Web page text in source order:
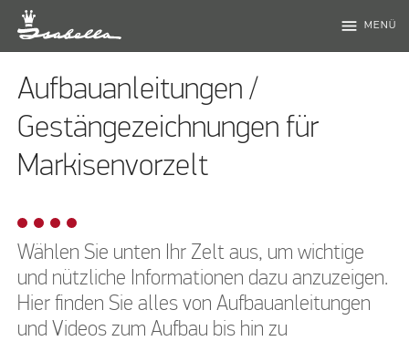
menu MENÜ
Aufbauanleitungen /
Gestängezeichnungen für
Markisenvorzelt
Wählen Sie unten Ihr Zelt aus, um wichtige
und nützliche Informationen dazu anzuzeigen.
Hier finden Sie alles von Aufbauanleitungen
und Videos zum Aufbau bis hin zu